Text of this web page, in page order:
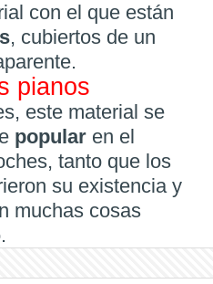
con el que están
, cubiertos de un
pianos
este material se
popular en el
tanto que los
su existencia y
muchas cosas